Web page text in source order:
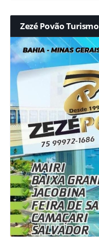
Zezé Povão Turismo